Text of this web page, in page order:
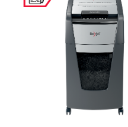
Calculatoare de birou
Distrugatoare documente
Cosuri de gunoi pentru birou
Scaune, birouri si produse
Masini de legat, indosariat si